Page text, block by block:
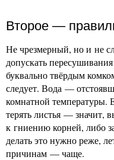
Второе —
Не чрезмерный, но и не
допускать
буквально твёрдым
следует. Вода —
комнатной температуры.
терять листья — значит,
к гниению корней, либо
делать это нужно реже,
причинам — чаще.